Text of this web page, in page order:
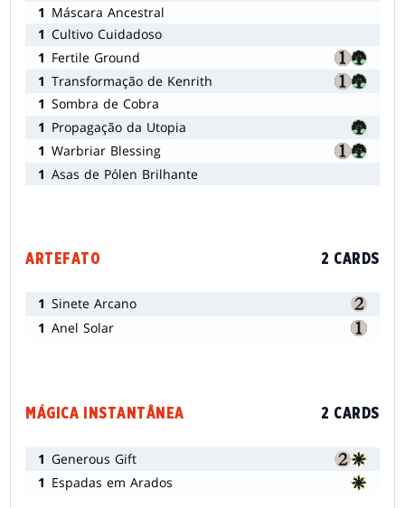
1 Máscara Ancestral
1 Cultivo Cuidadoso
1 Fertile Ground
1 Transformação de Kenrith
1 Sombra de Cobra
1 Propagação da Utopia
1 Warbriar Blessing
1 Asas de Pólen Brilhante
ARTEFATO 2 CARDS
1 Sinete Arcano
1 Anel Solar
MÁGICA INSTANTÂNEA 2 CARDS
1 Generous Gift
1 Espadas em Arados